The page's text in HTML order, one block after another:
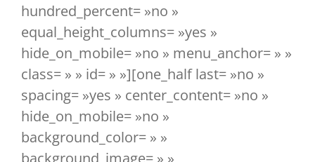
hundred_percent= »no »
equal_height_columns= »yes »
hide_on_mobile= »no » menu_anchor= » »
class= » » id= » »][one_half last= »no »
spacing= »yes » center_content= »no »
hide_on_mobile= »no »
background_color= » »
background_image= » »